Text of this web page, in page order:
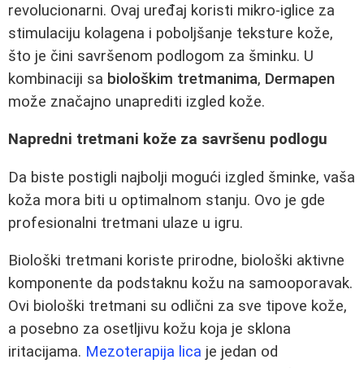
revolucionarni. Ovaj uređaj koristi mikro-iglice za
stimulaciju kolagena i poboljšanje teksture kože,
što je čini savršenom podlogom za šminku. U
kombinaciji sa biološkim tretmanima, Dermapen
može značajno unaprediti izgled kože.
Napredni tretmani kože za savršenu podlogu
Da biste postigli najbolji mogući izgled šminke, vaša
koža mora biti u optimalnom stanju. Ovo je gde
profesionalni tretmani ulaze u igru.
Biološki tretmani koriste prirodne, biološki aktivne
komponente da podstaknu kožu na samooporavak.
Ovi biološki tretmani su odlični za sve tipove kože,
a posebno za osetljivu kožu koja je sklona
iritacijama. Mezoterapija lica je jedan od